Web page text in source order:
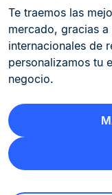
Te traemos las
mercado, gracias
internacionales de
personalizamos tu
negocio.